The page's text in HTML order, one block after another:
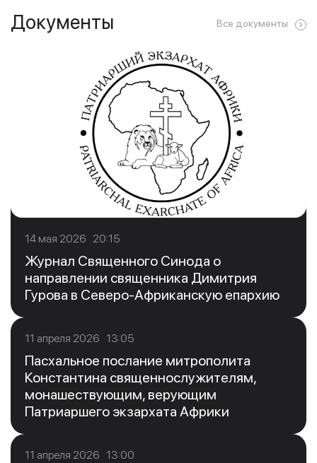
Документы Все документы
14 мая 2026 20:15
Журнал Священного Синода о
направлении священника Димитрия
Гурова в Северо-Африканскую епархию
11 апреля 2026 13:05
Пасхальное послание митрополита
Константина священнослужителям,
монашествующим, верующим
Патриаршего экзархата Африки
11 апреля 2026 13:00